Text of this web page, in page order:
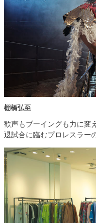
棚橋弘至
歓声もブーイングも力に変
退試合に臨むプロレスラー